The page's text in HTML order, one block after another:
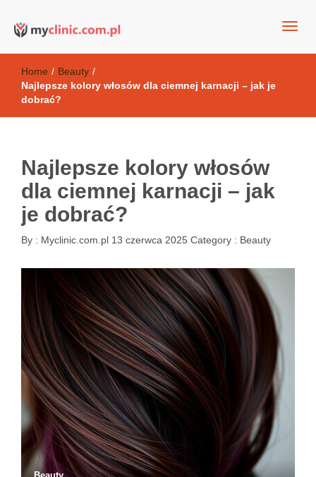
Kosmetyki antyoksydacyjne
Home / Beauty /
Najlepsze kolory włosów dla ciemnej karnacji – jak je
dobrać?
Najlepsze kolory włosów
dla ciemnej karnacji – jak
je dobrać?
By : Myclinic.com.pl 13 czerwca 2025 Category : Beauty